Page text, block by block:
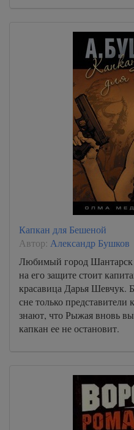
Капкан для Бешеной
Автор: Александр Бушков
Любимый город Шантарск
на его защите стоит
красавица Дарья Шевчук.
сне только представители
знают, что Рыжая вновь
капкан ее не остановит.